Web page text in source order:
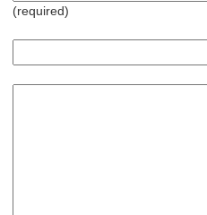
(required)